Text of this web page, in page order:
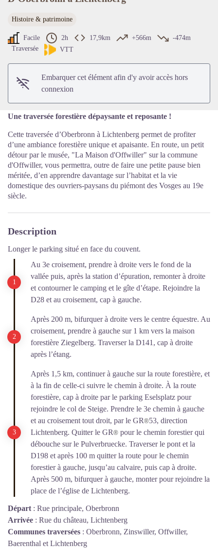
Voir l'image en plein écran
Histoire & patrimoine
Facile 2h 17,9km +566m
-474m
Traversée
VTT
Embarquer cet élément afin d'y avoir accès hors
connexion
Une traversée forestière dépaysante et reposante !
Cette traversée d’Oberbronn à Lichtenberg permet de profiter
d’une ambiance forestière unique et apaisante. En route, un petit
détour par le musée, "La Maison d'Offwiller" sur la commune
d'Offwiller, vous permettra, outre de faire une petite pause bien
méritée, d’en apprendre davantage sur l’habitat et la vie
domestique des ouvriers-paysans du piémont des Vosges au 19e
siècle.
Description
Longer le parking situé en face du couvent.
Au 3e croisement, prendre à droite vers le fond de la
vallée puis, après la station d’épuration, remonter à droite
et contourner le camping et le gîte d’étape. Rejoindre la
D28 et au croisement, cap à gauche.
Après 200 m, bifurquer à droite vers le centre équestre. Au
croisement, prendre à gauche sur 1 km vers la maison
forestière Ziegelberg. Traverser la D141, cap à droite
après l’étang.
Après 1,5 km, continuer à gauche sur la route forestière, et
à la fin de celle-ci suivre le chemin à droite. À la route
forestière, cap à droite par le parking Eselsplatz pour
rejoindre le col de Steige. Prendre le 3e chemin à gauche
et au croisement tout droit, par le GR®53, direction
Lichtenberg. Quitter le GR® pour le chemin forestier qui
débouche sur le Pulverbruecke. Traverser le pont et la
D198 et après 100 m quitter la route pour le chemin
forestier à gauche, jusqu’au calvaire, puis cap à droite.
Après 500 m, bifurquer à gauche, monter pour rejoindre la
place de l’église de Lichtenberg.
Départ : Rue principale, Oberbronn
Arrivée : Rue du château, Lichtenberg
Communes traversées : Oberbronn, Zinswiller, Offwiller,
Baerenthal et Lichtenberg